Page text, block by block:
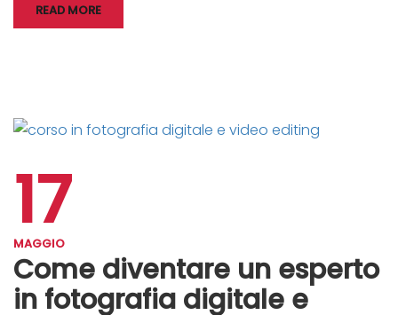
READ MORE
17
MAGGIO
Come diventare un esperto
in fotografia digitale e